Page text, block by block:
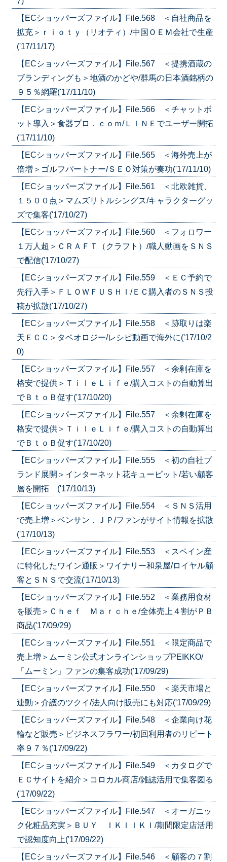
【ECショッパーズファイル】File.568 ＜自社商品を
拡充＞ｒｉｏｔｙ（リオティ）/中国ＯＥＭ会社で生産
('17/11/17)
【ECショッパーズファイル】File.567 ＜提携酒蔵の
ブランディングも＞地酒のかどや/群馬の日本酒銘柄の
９５％網羅('17/11/10)
【ECショッパーズファイル】File.566 ＜チャットボ
ット導入＞食器プロ．ｃｏｍ/ＬＩＮＥでユーザー開拓
('17/11/10)
【ECショッパーズファイル】File.565 ＜海外売上が
倍増＞ゴルフパートナー/ＳＥＯ対策が奏功('17/11/10)
【ECショッパーズファイル】File.561 ＜北欧雑貨、
１５００点＞マムズリトルシングス/キャラクターグッ
ズで集客('17/10/27)
【ECショッパーズファイル】File.560 ＜フォロワー
１万人超＞ＣＲＡＦＴ（クラフト）/職人動画をＳＮＳ
で配信('17/10/27)
【ECショッパーズファイル】File.559 ＜ＥＣ予約で
先行入手＞ＦＬＯＷＦＵＳＨＩ/ＥＣ購入者のＳＮＳ投
稿が拡散('17/10/27)
【ECショッパーズファイル】File.558 ＜跡取りは楽
天ＥＣＣ＞タベオロジー/レシピ動画で海外に('17/10/2
0)
【ECショッパーズファイル】File.557 ＜余剰在庫を
格安で提供＞ＴｉｌｅＬｉｆｅ/購入コストの自動算出
でＢｔｏＢ促す('17/10/20)
【ECショッパーズファイル】File.557 ＜余剰在庫を
格安で提供＞ＴｉｌｅＬｉｆｅ/購入コストの自動算出
でＢｔｏＢ促す('17/10/20)
【ECショッパーズファイル】File.555 ＜初の自社ブ
ランド展開＞インターネット花キューピット/若い顧客
層を開拓 ('17/10/13)
【ECショッパーズファイル】File.554 ＜ＳＮＳ活用
で売上増＞ベンサン．ＪＰ/ファンがサイト情報を拡散
('17/10/13)
【ECショッパーズファイル】File.553 ＜スペイン産
に特化したワイン通販＞ワイナリー和泉屋/ロイヤル顧
客とＳＮＳで交流('17/10/13)
【ECショッパーズファイル】File.552 ＜業務用食材
を販売＞Ｃｈｅｆ Ｍａｒｃｈｅ/全体売上４割がＰＢ
商品('17/09/29)
【ECショッパーズファイル】File.551 ＜限定商品で
売上増＞ムーミン公式オンラインショップPEIKKO/
「ムーミン」ファンの集客成功('17/09/29)
【ECショッパーズファイル】File.550 ＜楽天市場と
連動＞介護のツクイ/法人向け販売にも対応('17/09/29)
【ECショッパーズファイル】File.548 ＜企業向け花
輪など販売＞ビジネスフラワー/初回利用者のリピート
率９７％('17/09/22)
【ECショッパーズファイル】File.549 ＜カタログで
ＥＣサイトを紹介＞コロカル商店/雑誌活用で集客図る
('17/09/22)
【ECショッパーズファイル】File.547 ＜オーガニッ
ク化粧品充実＞ＢＵＹ ＩＫＩＩＫＩ/期間限定店活用
で認知度向上('17/09/22)
【ECショッパーズファイル】File.546 ＜顧客の７割